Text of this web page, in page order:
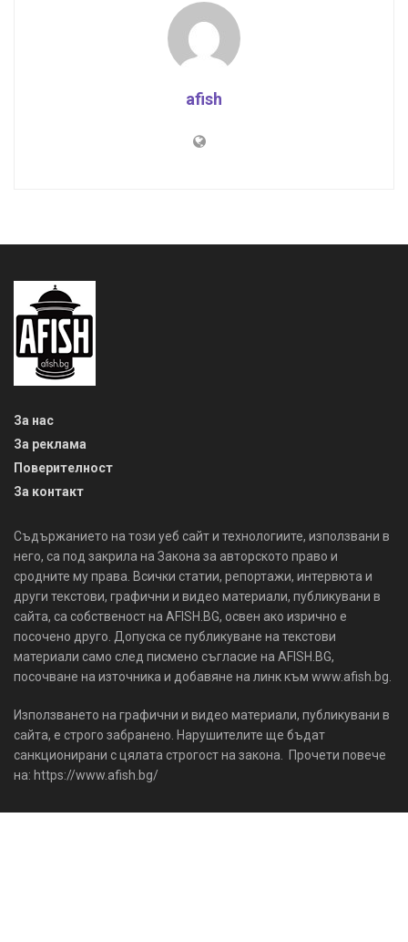
afish
За нас
За реклама
Поверителност
За контакт
Съдържанието на този уеб сайт и технологиите, използвани в
него, са под закрила на Закона за авторското право и
сродните му права. Всички статии, репортажи, интервюта и
други текстови, графични и видео материали, публикувани в
сайта, са собственост на AFISH.BG, освен ако изрично е
посочено друго. Допуска се публикуване на текстови
материали само след писмено съгласие на AFISH.BG,
посочване на източника и добавяне на линк към www.afish.bg.
Използването на графични и видео материали, публикувани в
сайта, е строго забранено. Нарушителите ще бъдат
санкционирани с цялата строгост на закона. Прочети повече
на: https://www.afish.bg/